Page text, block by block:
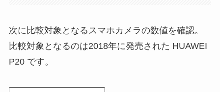
次に比較対象となるスマホカメラの数値を確認。
比較対象となるのは2018年に発売された HUAWEI
P20 です。